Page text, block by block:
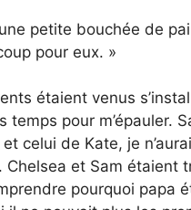
une petite bouchée de
pour eux. »
étaient venus
temps pour m’épauler.
celui de Kate, je
Chelsea et Sam étaient
pourquoi papa